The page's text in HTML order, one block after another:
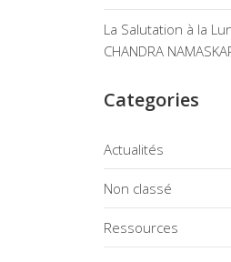
La Salutation à la
CHANDRA
Categories
Actualités
Non classé
Ressources